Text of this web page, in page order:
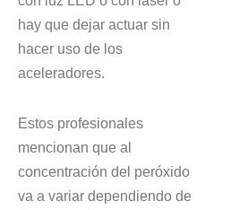
hay que dejar actuar sin
hacer uso de los
aceleradores.
Estos profesionales
mencionan que al
concentración del peróxido
va a variar dependiendo de